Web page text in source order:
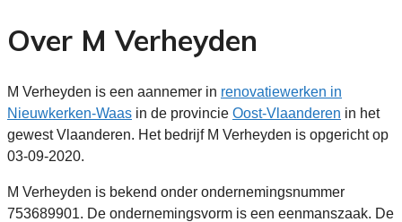
Over M Verheyden
M Verheyden is een aannemer in renovatiewerken in
Nieuwkerken-Waas in de provincie Oost-Vlaanderen in het
gewest Vlaanderen. Het bedrijf M Verheyden is opgericht op
03-09-2020.
M Verheyden is bekend onder ondernemingsnummer
753689901. De ondernemingsvorm is een eenmanszaak. De